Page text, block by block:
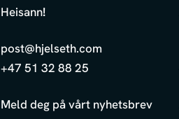
Heisann!
post@hjelseth.com
+47 51 32 88 25
Meld deg på vårt nyhetsbrev